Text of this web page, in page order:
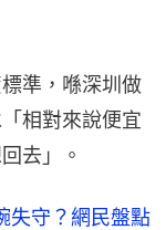
準，喺深圳做
相對來說便宜
去」。
失守？網民盤點